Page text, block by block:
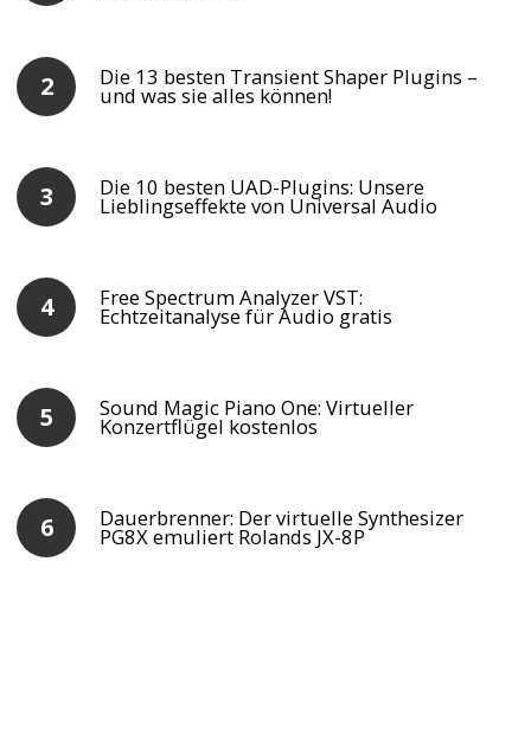
Die 13 besten Transient Shaper Plugins –
und was sie alles können!
Die 10 besten UAD-Plugins: Unsere
Lieblingseffekte von Universal Audio
Free Spectrum Analyzer VST:
Echtzeitanalyse für Audio gratis
Sound Magic Piano One: Virtueller
Konzertflügel kostenlos
Dauerbrenner: Der virtuelle Synthesizer
PG8X emuliert Rolands JX-8P